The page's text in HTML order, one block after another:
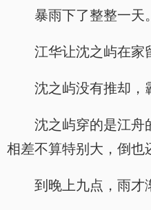
暴雨下了整整一天。
江华让沈之屿在家
沈之屿没有推却，
沈之屿穿的是江舟
相差不算特别大，倒也
到晚上九点，雨才